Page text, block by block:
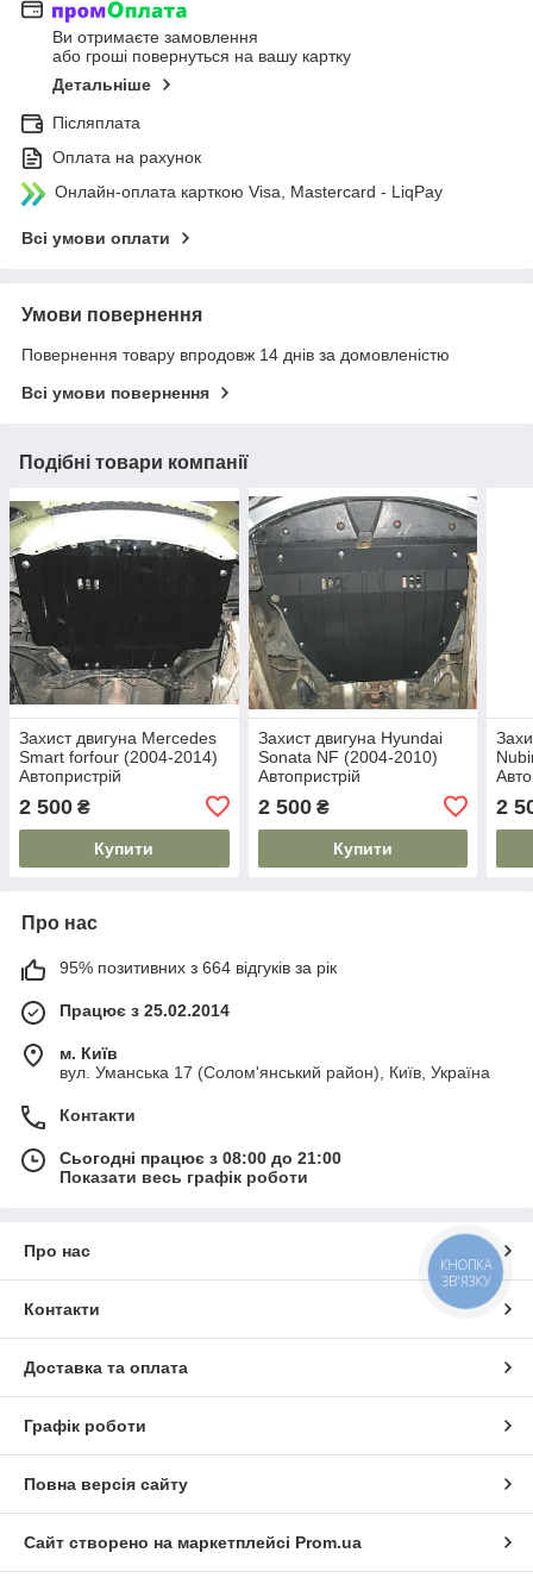
Ви отримаєте замовлення
або гроші повернуться на вашу картку
Детальніше
Післяплата
Оплата на рахунок
Онлайн-оплата карткою Visa, Mastercard - LiqPay
Всі умови оплати
Умови повернення
Повернення товару впродовж 14 днів за домовленістю
Всі умови повернення
Подібні товари компанії
Захист двигуна Mercedes
Smart forfour (2004-2014)
Автопристрій
2 500 ₴
Купити
Захист двигуна Hyundai
Sonata NF (2004-2010)
Автопристрій
2 500₴
Купити
2
Про нас
95% позитивних з 664 відгуків за рік
Працює з 25.02.2014
м. Київ
вул. Уманська 17 (Солом'янський район), Київ, Україна
Контакти
Сьогодні працює з 08:00 до 21:00
Показати весь графік роботи
Про нас
Контакти
Доставка та оплата
Графік роботи
Повна версія сайту
Сайт створено на маркетплейсі Prom.ua
КНОПКА
ЗВ'ЯЗКУ